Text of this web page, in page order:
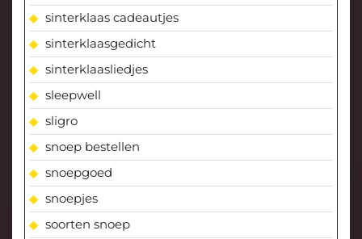
sinterklaas cadeautjes
sinterklaasgedicht
sinterklaasliedjes
sleepwell
sligro
snoep bestellen
snoepgoed
snoepjes
soorten snoep